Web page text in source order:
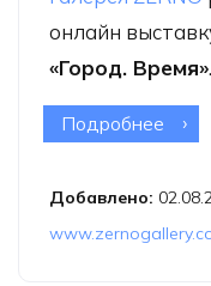
онлайн
«Город. Время».
Подробнее о
Добавлено: